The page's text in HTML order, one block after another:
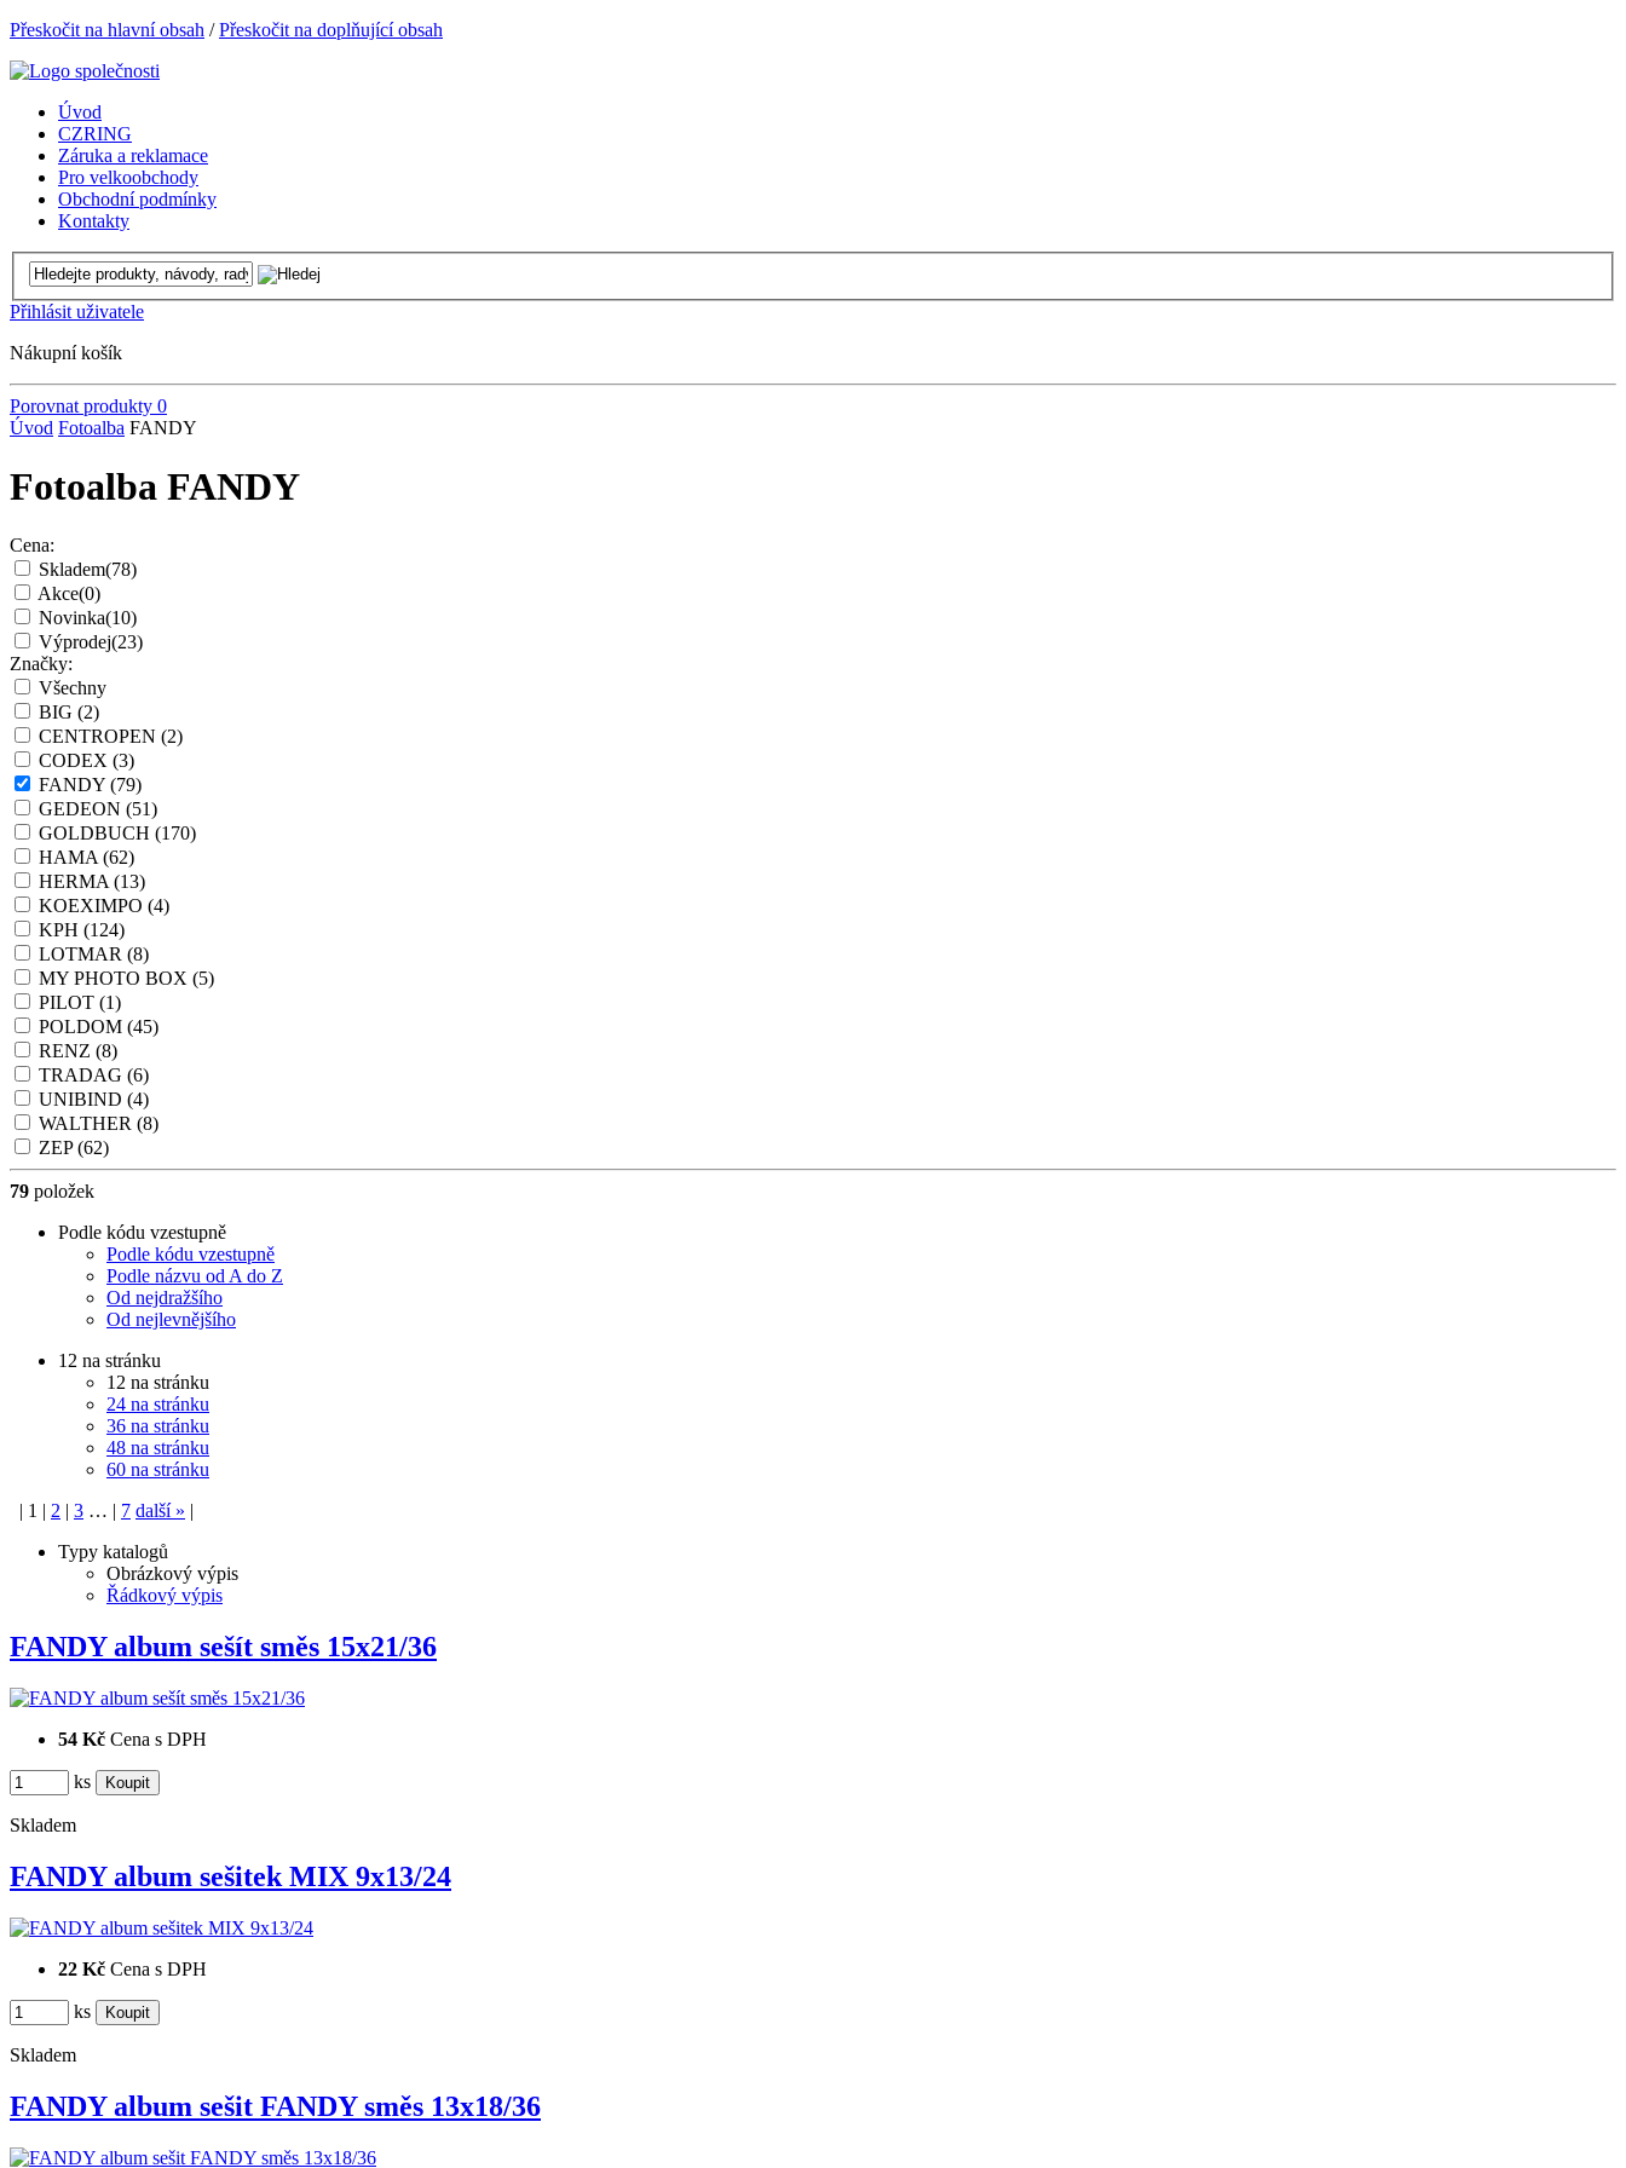
Přeskočit na hlavní obsah /Přeskočit na doplňující obsah
Úvod
CZRING
Záruka a reklamace
Pro velkoobchody
Obchodní podmínky
Kontakty
Přihlásit uživatele
Nákupní košík
Porovnat produkty 0
Úvod Fotoalba FANDY
Fotoalba FANDY
Cena:
Skladem(78)
Akce(0)
Novinka(10)
Výprodej(23)
Značky:
Všechny
BIG (2)
CENTROPEN (2)
CODEX (3)
FANDY (79)
GEDEON (51)
GOLDBUCH (170)
HAMA(62)
HERMA(13)
KOEXIMPO (4)
KPH (124)
LOTMAR (8)
MY PHOTO BOX (5)
PILOT (1)
POLDOM (45)
RENZ (8)
TRADAG (6)
UNIBIND (4)
WALTHER (8)
ZEP(62)
79 položek
Podle kódu vzestupně
Podle kódu vzestupně
Podle názvu od A do Z
Od nejdražšího
Od nejlevnějšího
12 na stránku
12 na stránku
24 na stránku
36 na stránku
48 na stránku
60 na stránku
1 2 3 … 7 další »
Typy katalogů
Obrázkový výpis
Řádkový výpis
FANDY album sešít směs 15x21/36
54 Kč Cena s DPH
ks
Skladem
FANDY album sešitek MIX 9x13/24
22 Kč Cena s DPH
ks
Skladem
FANDY album sešit FANDY směs 13x18/36